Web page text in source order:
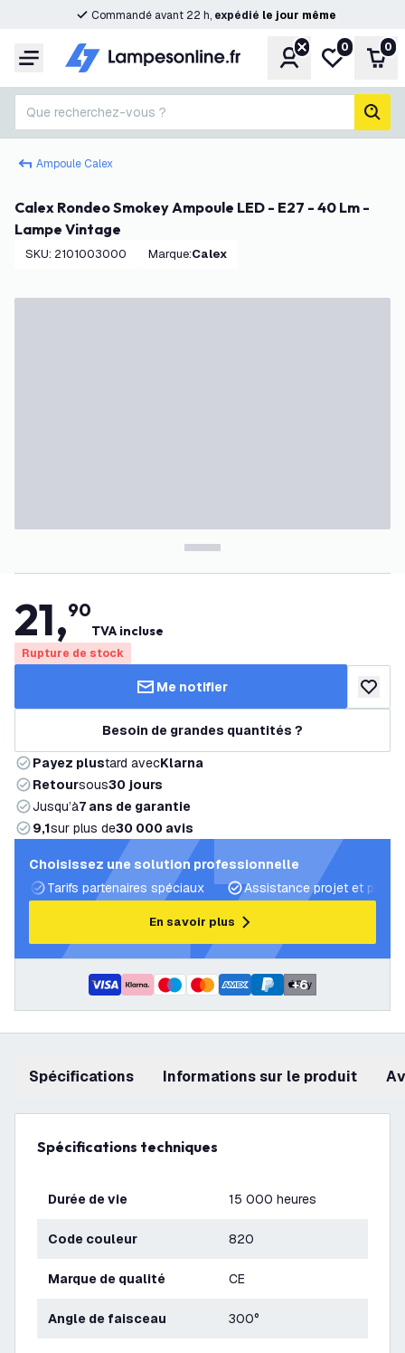
Commandé avant 22 h, expédié le jour même
Menu CompteMa liste de
0 0
Que recherchez-vous ?
Ampoule Calex
Calex Rondeo Smokey Ampoule LED - E27 - 40 Lm -
Lampe Vintage
SKU: 2101003000 Marque: Calex
21,90
TVA incluse
Rupture de stock
Me notifier
Besoin de grandes quantités ?
Payez plustard avecKlarna
Retoursous30 jours
Jusqu’à7 ans de garantie
9,1sur plus de30 000 avis
Choisissez une solution professionnelle
Tarifs partenaires spéciaux
Assistance projet et plans
En savoir plus
+6
Spécifications Informations sur le produit
Spécifications techniques
Durée de vie 15 000 heures
Code couleur 820
Marque de qualité CE
Angle de faisceau 300°